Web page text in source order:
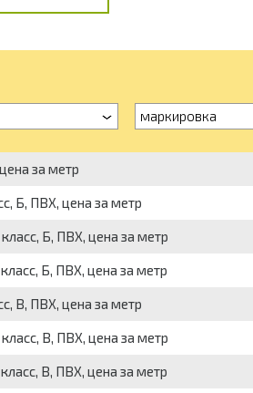
маркировка
за метр
Б, ПВХ, цена за метр
Б, ПВХ, цена за метр
Б, ПВХ, цена за метр
В, ПВХ, цена за метр
В, ПВХ, цена за метр
В, ПВХ, цена за метр